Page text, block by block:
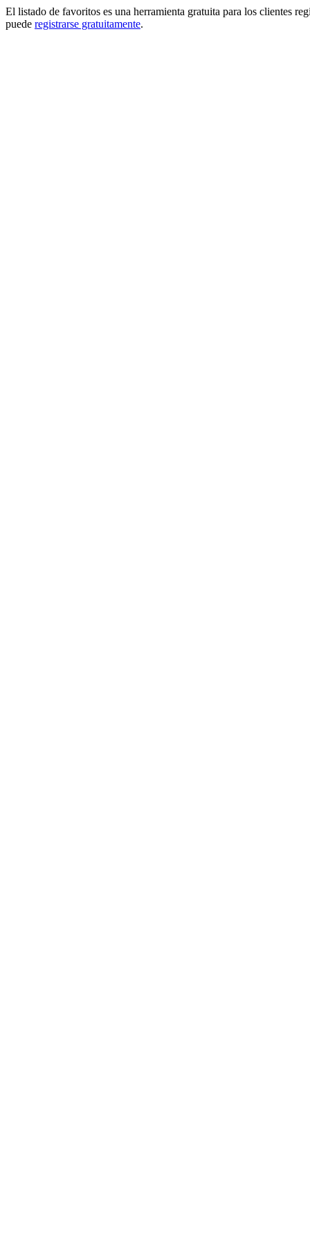
El listado de favoritos es una herramienta gratuita para los clientes
puede registrarse gratuitamente.